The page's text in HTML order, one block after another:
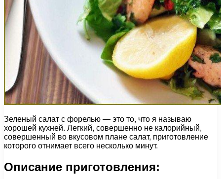
Зеленый салат с форелью — это то, что я называю
хорошей кухней. Легкий, совершенно не калорийный,
совершенный во вкусовом плане салат, приготовление
которого отнимает всего несколько минут.
Описание приготовления: